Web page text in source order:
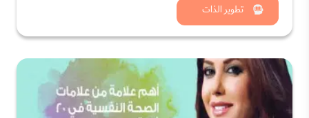
تطوير الذات
شاهد الان